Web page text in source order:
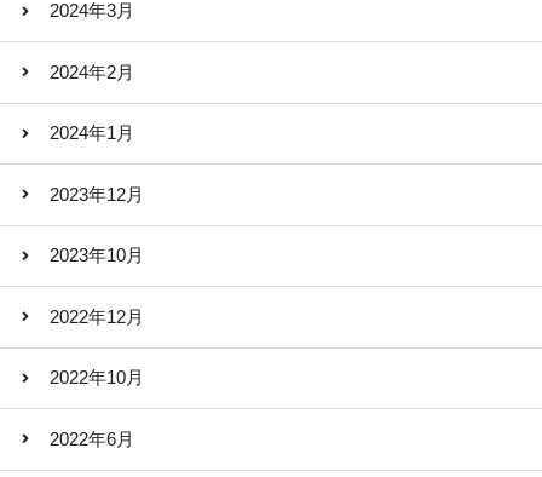
2024年3月
2024年2月
2024年1月
2023年12月
2023年10月
2022年12月
2022年10月
2022年6月